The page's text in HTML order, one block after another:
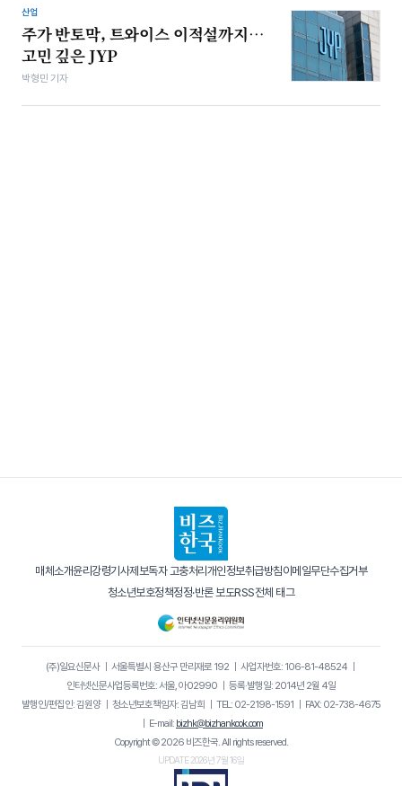
산업
주가 반토막, 트와이스 이적설까지…
고민 깊은 JYP
박형민 기자
매체소개윤리강령기사제보독자 고충처리 개인정보취급방침이메일무단수집거부
청소년보호정책정정·반론 보도RSS전체 태그
(주)일요신문사｜ 서울특별시 용산구 만리재로 192｜ 사업자번호: 106-81-48524｜
인터넷신문사업등록번호: 서울, 아02990 ｜ 등록·발행일: 2014년 2월 4일
발행인/편집인: 김원양｜ 청소년보호책임자: 김남희 ｜ TEL: 02-2198-1591 ｜ FAX: 02-738-4675
｜ E-mail: bizhk@bizhankook.com
Copyright © 2026 비즈한국. All rights reserved.
UPDATE 2026년 7월 16일